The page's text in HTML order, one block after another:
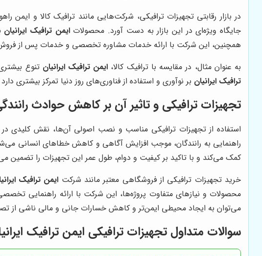
در بازار رقابتی تجهیزات ترافیکی، شرکت‌هایی مانند ترافیک کالا و ایمن
جایگاه ویژه‌ای در این بازار به دست آورد. محصولاتایمن ترافیک ایرانیان
همچنین، این شرکت با ارائه خدمات مشاوره تخصصی و خدمات پس از فروش،
به عنوان مثال، در مقایسه با ترافیک کالا، ایمن ترافیک ایرانیان تنوع
ترافیک ایرانیان بر نوآوری و استفاده از فناوری‌های روز دنیا تمرکز بیشتری
تجهیزات ترافیکی و تاثیر آن بر کاهش حوادث
استفاده از تجهیزات ترافیکی مناسب و نصب اصولی آن‌ها، نقش کلیدی در
راهنمایی به رانندگان، موجب افزایش آگاهی و کاهش خطاهای انسانی
کمک می‌کند و با تاکید بر کیفیت و دوام، طول عمر این تجهیزات را
خرید تجهیزات ترافیکی از فروشگاهی معتبر مانند شرکت ایمن ترافیک
محصولات و نیازهای متفاوت پروژه‌ها، این شرکت با ارائه راهنمایی
می‌توان به ایجاد محیطی ایمن‌تر و کاهش خسارات جانی و مالی ناشی از
سوالات متداول تجهیزات ترافیکی ایمن ترافیک